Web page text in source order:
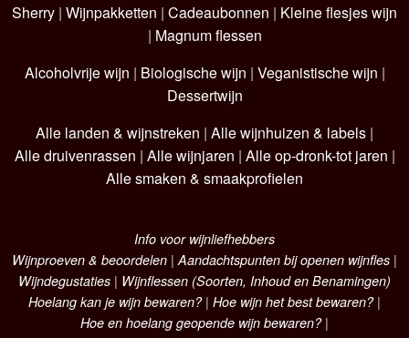
Sherry | Wijnpakketten | Cadeaubonnen | Kleine flesjes wijn
| Magnum flessen
Alcoholvrije wijn | Biologische wijn | Veganistische wijn |
Dessertwijn
Alle landen & wijnstreken | Alle wijnhuizen & labels |
Alle druivenrassen | Alle wijnjaren | Alle op-dronk-tot jaren |
Alle smaken & smaakprofielen
Info voor wijnliefhebbers
Wijnproeven & beoordelen |Aandachtspunten bij openen wijnfles |
Wijndegustaties | Wijnflessen (Soorten, Inhoud en Benamingen)
Hoelang kan je wijn bewaren?| Hoe wijn het best bewaren?|
Hoe en hoelang geopende wijn bewaren?|